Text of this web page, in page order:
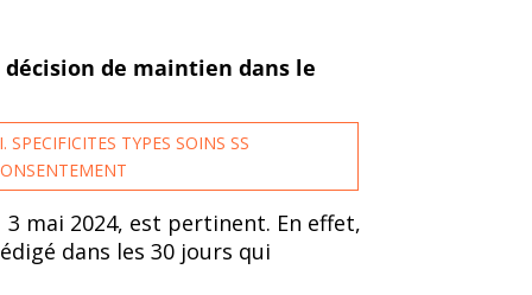
décision de maintien dans le
SPECIFICITES TYPES SOINS SS
mai 2024, est pertinent. En effet,
dans les 30 jours qui